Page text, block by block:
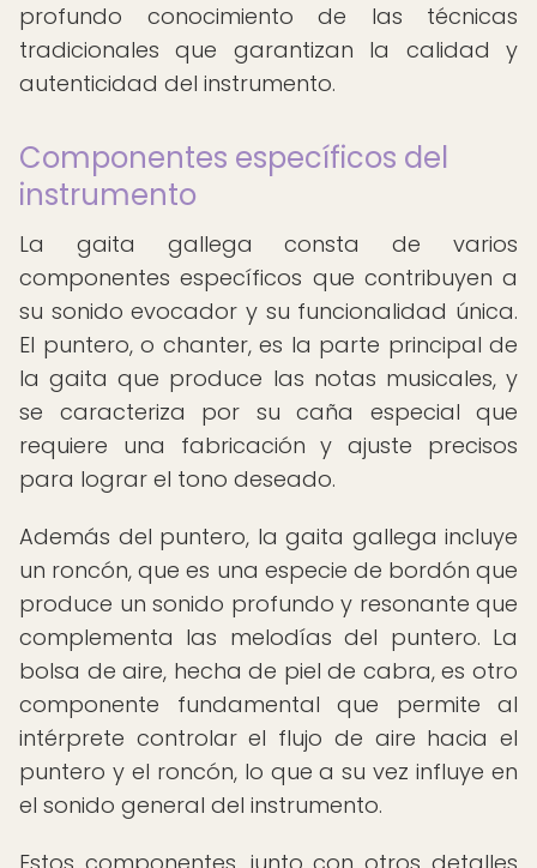
profundo conocimiento de las técnicas
tradicionales que garantizan la calidad y
autenticidad del instrumento.
Componentes específicos del
instrumento
La gaita gallega consta de varios
componentes específicos que contribuyen a
su sonido evocador y su funcionalidad única.
El puntero, o chanter, es la parte principal de
la gaita que produce las notas musicales, y
se caracteriza por su caña especial que
requiere una fabricación y ajuste precisos
para lograr el tono deseado.
Además del puntero, la gaita gallega incluye
un roncón, que es una especie de bordón que
produce un sonido profundo y resonante que
complementa las melodías del puntero. La
bolsa de aire, hecha de piel de cabra, es otro
componente fundamental que permite al
intérprete controlar el flujo de aire hacia el
puntero y el roncón, lo que a su vez influye en
el sonido general del instrumento.